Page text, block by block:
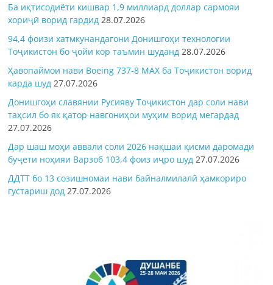
Ба иқтисодиёти кишвар 1,9 миллиард доллар сармояи
хориҷӣ ворид гардид 28.07.2026
94,4 фоизи хатмкунандагони Донишгоҳи технологии
Тоҷикистон бо ҷойи кор таъмин шуданд 28.07.2026
Ҳавопаймои нави Boeing 737-8 MAX ба Тоҷикистон ворид
карда шуд 27.07.2026
Донишгоҳи славянии Русияву Тоҷикистон дар соли нави
таҳсил бо як қатор навгониҳои муҳим ворид мегардад
27.07.2026
Дар шаш моҳи аввали соли 2026 нақшаи қисми даромади
буҷети ноҳияи Варзоб 103,4 фоиз иҷро шуд 27.07.2026
ДДТТ бо 13 созишномаи нави байналмилалӣ ҳамкориро
густариш дод 27.07.2026